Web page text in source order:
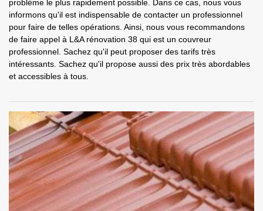
problème le plus rapidement possible. Dans ce cas, nous vous
informons qu'il est indispensable de contacter un professionnel
pour faire de telles opérations. Ainsi, nous vous recommandons
de faire appel à L&A rénovation 38 qui est un couvreur
professionnel. Sachez qu'il peut proposer des tarifs très
intéressants. Sachez qu'il propose aussi des prix très abordables
et accessibles à tous.